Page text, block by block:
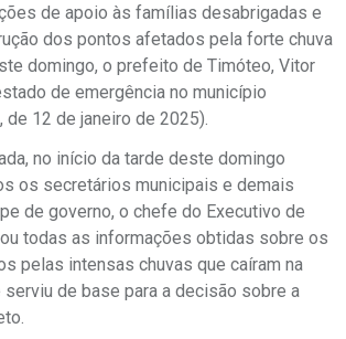
de apoio às famílias desabrigadas e
dos pontos afetados pela forte chuva
domingo, o prefeito de Timóteo, Vitor
de emergência no município
de 12 de janeiro de 2025).
no início da tarde deste domingo
os secretários municipais e demais
de governo, o chefe do Executivo de
todas as informações obtidas sobre os
pelas intensas chuvas que caíram na
serviu de base para a decisão sobre a